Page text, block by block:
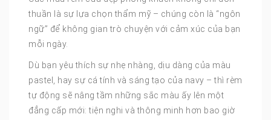
thuần là sự lựa chọn thẩm mỹ – chúng còn là “ngôn
ngữ” để không gian trò chuyện với cảm xúc của bạn
mỗi ngày.
Dù bạn yêu thích sự nhẹ nhàng, dịu dàng của màu
pastel, hay sự cá tính và sáng tạo của navy – thì rèm
tự động sẽ nâng tầm những sắc màu ấy lên một
đẳng cấp mới: tiện nghi và thông minh hơn bao giờ